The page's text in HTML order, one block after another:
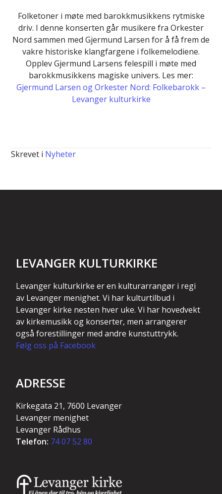
Folketoner i møte med barokkmusikkens rytmiske
driv. I denne konserten går musikere fra Orkester
Nord sammen med Gjermund Larsen for å få frem de
vakre historiske klangfargene i folkemelodiene.
Opplev Gjermund Larsens felespill i møte med
barokkmusikkens magiske univers. Les mer:
Gjermund Larsen og Orkester Nord: Folkebarokk –
Levanger kulturkirke
Skrevet i Nyheter
LEVANGER KULTURKIRKE
Levanger kulturkirke er en kulturarrangør i regi
av Levanger menighet. Vi har kulturtilbud i
Levanger kirke nesten hver uke. Vi har hovedvekt
av kirkemusikk og konserter, men arrangerer
også forestillinger med andre kunstuttrykk.
Følg oss på Facebook
ADRESSE
Kirkegata 21, 7600 Levanger
Levanger menighet
Levanger Rådhus
Telefon: 74 07 52 80